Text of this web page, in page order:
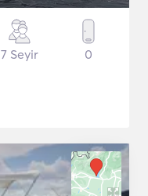
7 Seyir 0